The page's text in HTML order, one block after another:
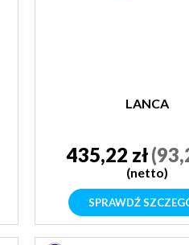
LANCA
435,22 zł
(netto)
SPRAWDŹ